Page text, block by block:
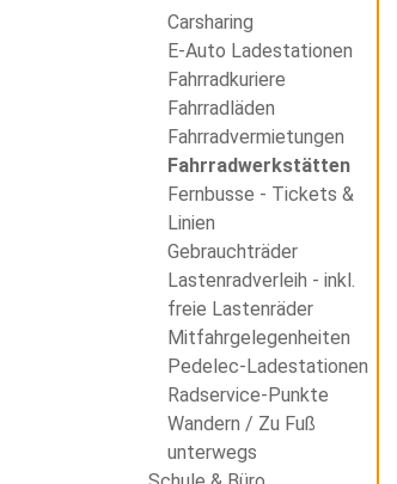
Carsharing
E-Auto Ladestationen
Fahrradkuriere
Fahrradläden
Fahrradvermietungen
Fahrradwerkstätten
Fernbusse - Tickets &
Linien
Gebrauchträder
Lastenradverleih - inkl.
freie Lastenräder
Mitfahrgelegenheiten
Pedelec-Ladestationen
Radservice-Punkte
Wandern / Zu Fuß
unterwegs